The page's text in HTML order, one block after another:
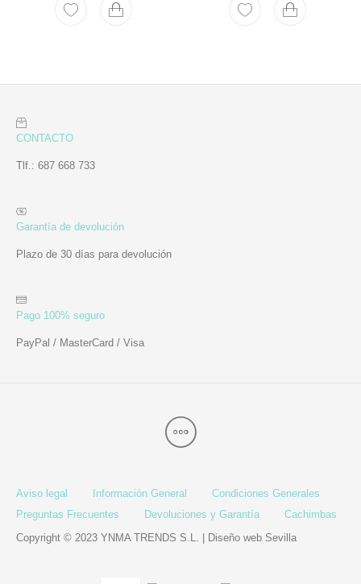
CONTACTO
Tlf.: 687 668 733
Garantía de devolución
Plazo de 30 días para devolución
Pago 100% seguro
PayPal / MasterCard / Visa
Aviso legal Información General
Condiciones Generales
Preguntas Frecuentes
Devoluciones y Garantía
Cachimbas
Copyright © 2023 YNMA TRENDS S.L. |
Diseño web Sevilla